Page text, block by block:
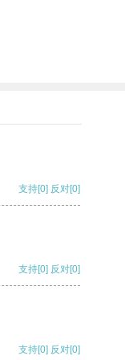
支持[0] 反对[0]
支持[0] 反对[0]
支持[0] 反对[0]